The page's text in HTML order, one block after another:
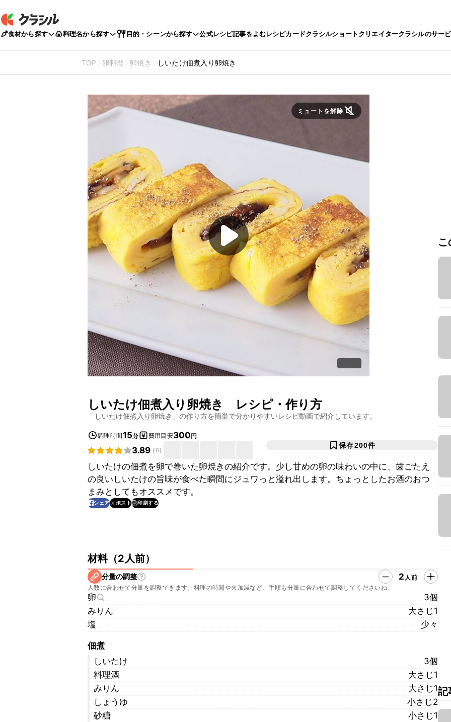
食材から探す 料理名から探す 目的・シーンから探す 公式レシピ記事をよむレシピカードクラシルショートクリエイタークラシルのサー
TOP 卵料理 卵焼き しいたけ佃煮入り卵焼き
ミュートを解除
しいたけ佃煮入り卵焼き レシピ・作り方
「 しいたけ佃煮入り卵焼き 」の作り方を簡単で分かりやすいレシピ動画で紹介しています。
調理時間15分 費用目安300円
3.89 (6)
保存200件
しいたけの佃煮を卵で巻いた卵焼きの紹介です。少し甘めの卵の味わいの中に、歯ごたえ
の良いしいたけの旨味が食べた瞬間にジュワっと溢れ出します。ちょっとしたお酒のおつ
まみとしてもオススメです。
シェア ポスト 印刷する
材料（2人前）
分量の調整 2 人前
人数に合わせて分量を調整できます。料理の時間や火加減など、手順も分量に合わせて調整してくださいね。
卵
3個
みりん
大さじ1
塩
少々
佃煮
しいたけ
3個
料理酒
大さじ1
みりん
大さじ1
しょうゆ
小さじ2
砂糖
小さじ1
記